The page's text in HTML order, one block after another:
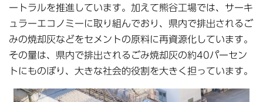
ートラルを推進しています。加えて熊谷工場では、サーキ
ュラーエコノミーに取り組んでおり、県内で排出されるご
みの焼却灰などをセメントの原料に再資源化しています。
その量は、県内で排出されるごみ焼却灰の約40パーセン
トにものぼり、大きな社会的役割を大きく担っています。